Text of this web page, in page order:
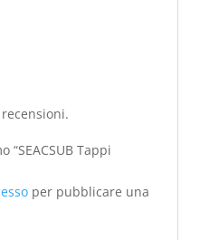
“SEACSUB Tappi
per pubblicare una